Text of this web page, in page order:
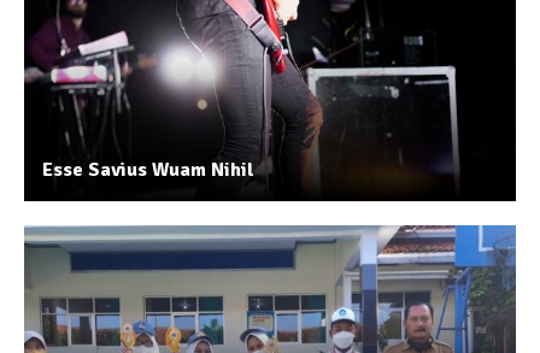
Esse Savius Wuam Nihil